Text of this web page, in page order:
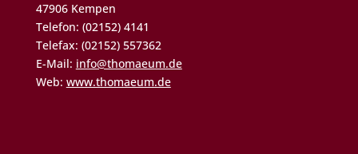
47906 Kempen
Telefon: (02152) 4141
Telefax: (02152) 557362
E-Mail: info@thomaeum.de
Web: www.thomaeum.de